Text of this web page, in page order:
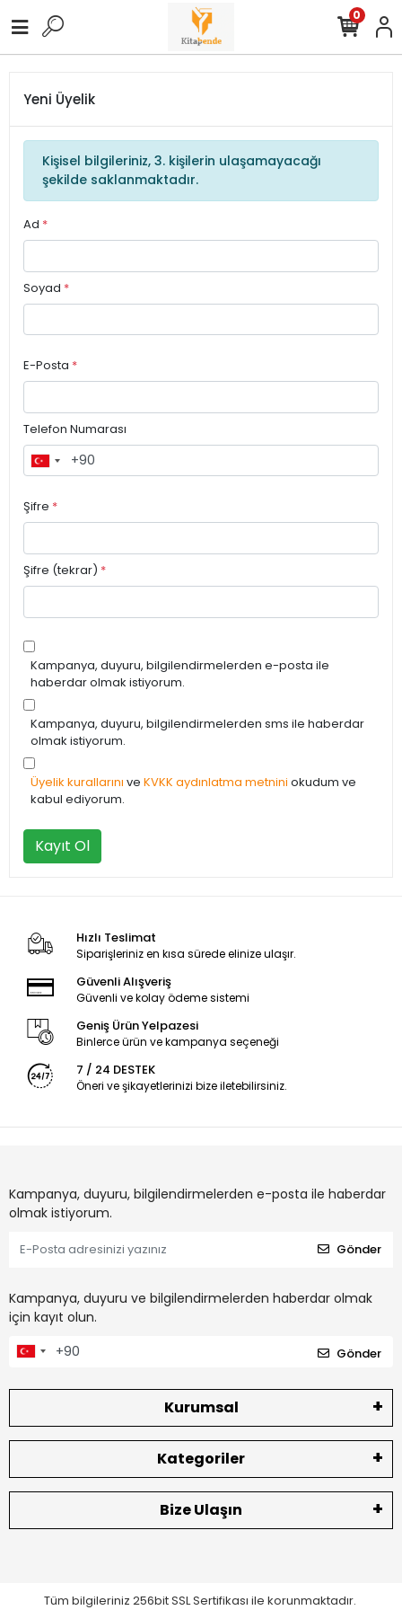
0
Yeni Üyelik
Kişisel bilgileriniz, 3. kişilerin ulaşamayacağı
şekilde saklanmaktadır.
Ad *
Soyad *
E-Posta *
Telefon Numarası
Şifre *
Şifre (tekrar) *
Kampanya, duyuru, bilgilendirmelerden e-posta ile
haberdar olmak istiyorum.
Kampanya, duyuru, bilgilendirmelerden sms ile haberdar
olmak istiyorum.
Üyelik kurallarını ve KVKK aydınlatma metnini okudum ve
kabul ediyorum.
Kayıt Ol
Hızlı Teslimat
Siparişleriniz en kısa sürede elinize ulaşır.
Güvenli Alışveriş
Güvenli ve kolay ödeme sistemi
Geniş Ürün Yelpazesi
Binlerce ürün ve kampanya seçeneği
7 / 24 DESTEK
Öneri ve şikayetlerinizi bize iletebilirsiniz.
Kampanya, duyuru, bilgilendirmelerden e-posta ile haberdar
olmak istiyorum.
Gönder
Kampanya, duyuru ve bilgilendirmelerden haberdar olmak
için kayıt olun.
Gönder
Kurumsal
Kategoriler
Bize Ulaşın
Tüm bilgileriniz 256bit SSL Sertifikası ile korunmaktadır.